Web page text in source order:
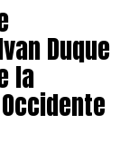
Duque
la